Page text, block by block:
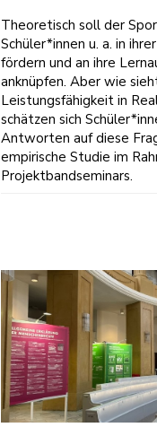
Theoretisch soll der
Schüler*innen u. a. in
fördern und an ihre
anknüpfen. Aber wie
Leistungsfähigkeit in
schätzen sich
Antworten auf diese
empirische Studie im
Projektbandseminars.